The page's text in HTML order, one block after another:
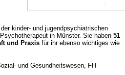
kinder- und jugendpsychiatrischen
in Münster. Sie haben 51
und Praxis für ihr ebenso wichtiges wie
und Gesundheitswesen, FH